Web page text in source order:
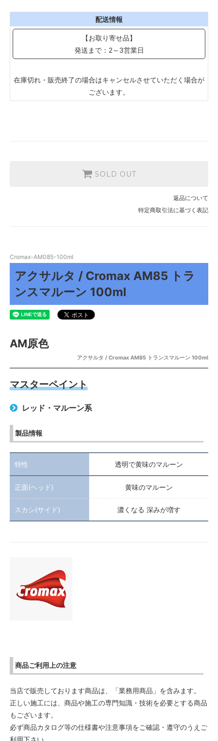
配送情報
【お取り寄せ品】
発送まで：2～3営業日
在庫切れ・販売終了の場合はキャンセルさせていただく場合が
ございます。
SOLD OUT
返品について
特定商取引法に基づく表記
Cromax-AM085-100ml
アクサルタ / Cromax AM85 トラ
ンスマルーン 100ml
AM原色
アクサルタ / Cromax AM85 トランスマルーン 100ml
マスターペイント
レッド・マルーン系
製品情報
特性 透明で黄味のマルーン
正面(ヘッド) 黄味のマルーン
スカシ(サイド) 濃くなる 深みが増す
商品ご利用上の注意
当店で販売しております商品は、「業務用商品」を含みます。
正しい施工には、商品や施工の専門知識・技術を必要とする商品
もございます。
必ず商品カタログ等の仕様書や注意事項をご確認・遵守のうえご